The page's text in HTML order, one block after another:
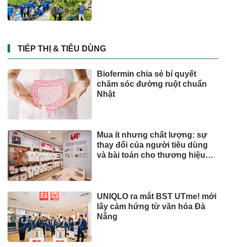
TIẾP THỊ & TIÊU DÙNG
Biofermin chia sẻ bí quyết
chăm sóc đường ruột chuẩn
Nhật
Mua ít nhưng chất lượng: sự
thay đổi của người tiêu dùng
và bài toán cho thương hiệu
UNIQLO ra mắt BST UTme! mới
lấy cảm hứng từ văn hóa Đà
Nẵng